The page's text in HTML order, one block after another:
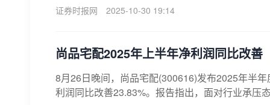
证券时报网
2025-10-30 19:14
尚品宅配2025年上半年净利润同比改善
8月26日晚间，尚品宅配(300616)发布2025年半
利润同比改善23.83%。报告指出，面对行业承压